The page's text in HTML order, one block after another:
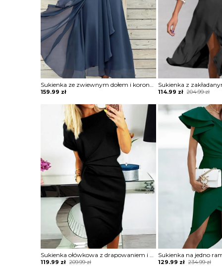
Sukienka ze zwiewnym dołem i koronkową górą
159.99 zł 204.99zł
Original
was:
204.99 zł.
114.99 zł
Current
is:
114.99 zł.
Sukienka ołówkowa z drapowaniem i dekoltem w łódkę
209.99zł
Original
119.99 zł
Current
234.99zł
Original
129.99 zł
Current